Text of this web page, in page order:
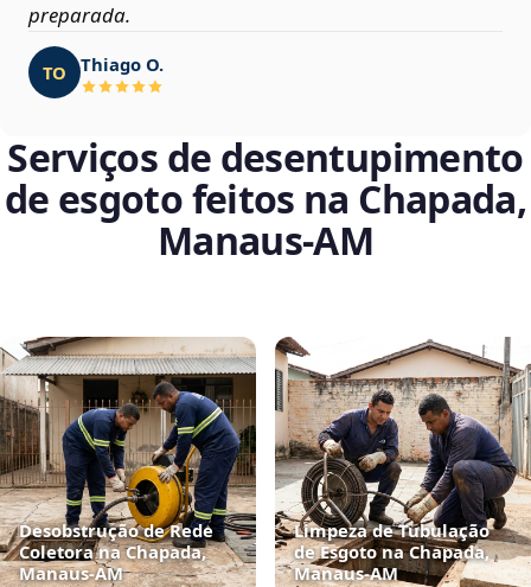
preparada.
TO Thiago O.
Serviços de desentupimento
de esgoto feitos na Chapada,
Manaus‑AM
Desobstrução de Rede
Coletora na Chapada,
Manaus‑AM
Limpeza de Tubulação
de Esgoto na Chapada,
Manaus‑AM